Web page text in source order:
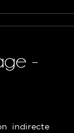
-
indirecte